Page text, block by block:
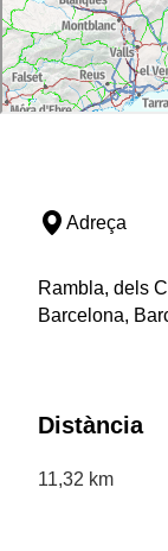
Adreça
Rambla, dels
Barcelona,
Distància
11,32 km